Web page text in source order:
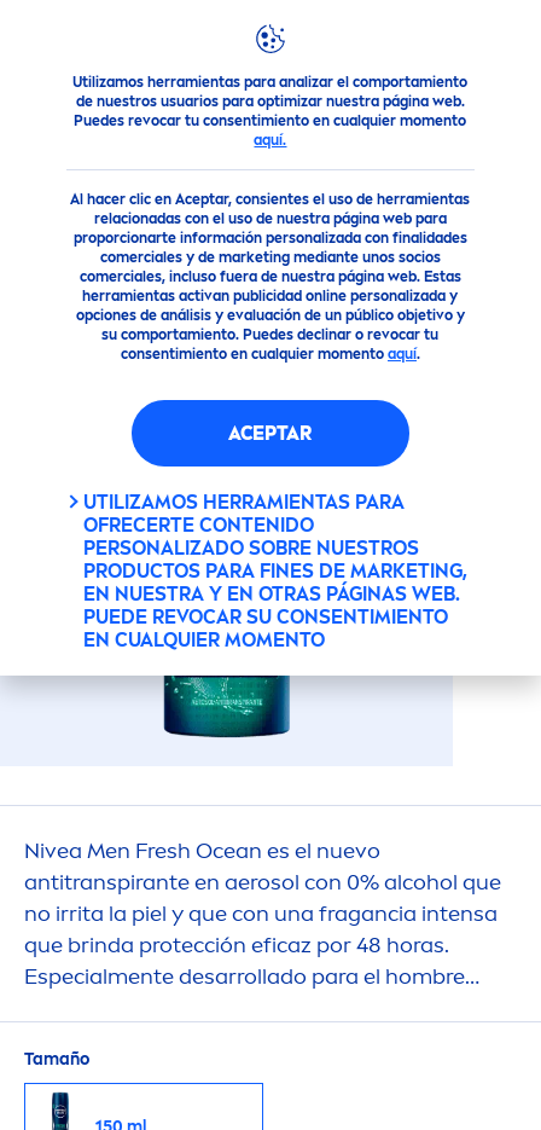
Utilizamos herramientas para analizar el comportamiento
de nuestros usuarios para optimizar nuestra página web.
Puedes revocar tu consentimiento en cualquier momento
aquí.
Al hacer clic en Aceptar, consientes el uso de herramientas
relacionadas con el uso de nuestra página web para
proporcionarte información personalizada con finalidades
comerciales y de marketing mediante unos socios
comerciales, incluso fuera de nuestra página web. Estas
herramientas activan publicidad online personalizada y
opciones de análisis y evaluación de un público objetivo y
su comportamiento. Puedes declinar o revocar tu
consentimiento en cualquier momento aquí.
ACEPTAR
UTILIZAMOS HERRAMIENTAS PARA
OFRECERTE CONTENIDO
PERSONALIZADO SOBRE NUESTROS
PRODUCTOS PARA FINES DE MARKETING,
EN NUESTRA Y EN OTRAS PÁGINAS WEB.
PUEDE REVOCAR SU CONSENTIMIENTO
EN CUALQUIER MOMENTO
Productos NIVEA MEN Desodorantes Desodorante
SPRAY ANTITRANSPIRANTE
ARA HOMBREFRESHOCEAN
150 ML
Nivea Men Fresh Ocean es el nuevo
antitranspirante en aerosol con 0% alcohol que
no irrita la piel y que con una fragancia intensa
que brinda protección eficaz por 48 horas.
Especialmente desarrollado para el hombre
Tamaño